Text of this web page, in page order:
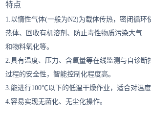
特点
1.以惰性气体(一般为N2)为载体传热，密闭循环
热体、回收有机溶剂、防止毒性物质污染大气
和物料氧化等。
2.具有温度、压力、含氧量等在线监测与自诊断
过程的安全性，智能控制化程度高。
3.能进行100℃以下的低温干燥作业，适合对温度
4.容易实现无菌化、无尘化操作。